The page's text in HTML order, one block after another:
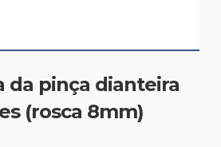
da pinça dianteira
(rosca 8mm)